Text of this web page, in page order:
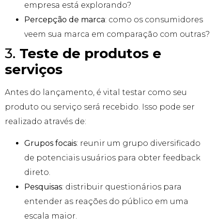
empresa está explorando?
Percepção de marca: como os consumidores
veem sua marca em comparação com outras?
3. Teste de produtos e
serviços
Antes do lançamento, é vital testar como seu
produto ou serviço será recebido. Isso pode ser
realizado através de:
Grupos focais: reunir um grupo diversificado
de potenciais usuários para obter feedback
direto.
Pesquisas: distribuir questionários para
entender as reações do público em uma
escala maior.